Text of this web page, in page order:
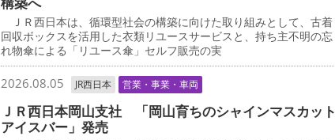
ＪＲ西日本は、循環型社会の構築に向けた取り組みとして、古着
回収ボックスを活用した衣類リユースサービスと、持ち主不明の忘
れ物傘による「リユース傘」セルフ販売の実
2026.08.05 JR西日本 営業・事業・車両
ＪＲ西日本岡山支社 「岡山育ちのシャインマスカット
アイスバー」発売